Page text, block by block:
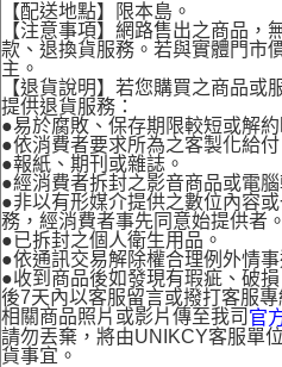
【配送地點】限本島。
【注意事項】網路售出之商品，
款、退換貨服務。若與實體門市
主。
【退貨說明】若您購買之商品或
提供退貨服務：
●易於腐敗、保存期限較短或解約
●依消費者要求所為之客製化給付
●報紙、期刊或雜誌。
●經消費者拆封之影音商品或電腦
●非以有形媒介提供之數位內容
務，經消費者事先同意始提供者。
●已拆封之個人衛生用品。
●依通訊交易解除權合理例外情
●收到商品後如發現有瑕疵、破
後7天內以客服留言或撥打客服
相關商品照片或影片傳至我司 官
請勿丟棄，將由UNIKCY客服單
貨事宜。